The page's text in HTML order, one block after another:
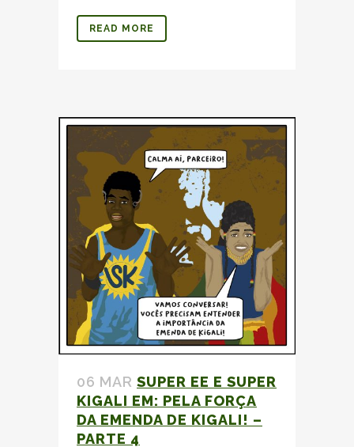
READ MORE
06 MAR SUPER EE E SUPER
KIGALI EM: PELA FORÇA
DA EMENDA DE KIGALI! –
PARTE 4